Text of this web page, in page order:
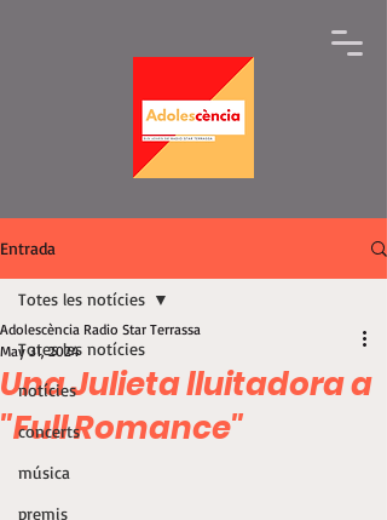
Entrada
Totes les notícies
notícies
concerts
música
premis
Totes les notícies
Una Julieta lluitadora a
"Full Romance"
Adolescència Radio Star Terrassa
May 31, 2024